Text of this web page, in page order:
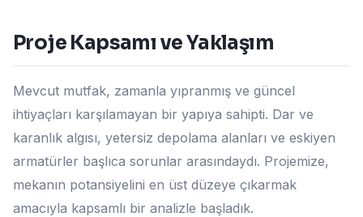
Proje Kapsamı ve Yaklaşım
Mevcut mutfak, zamanla yıpranmış ve güncel
ihtiyaçları karşılamayan bir yapıya sahipti. Dar ve
karanlık algısı, yetersiz depolama alanları ve eskiyen
armatürler başlıca sorunlar arasındaydı. Projemize,
mekanın potansiyelini en üst düzeye çıkarmak
amacıyla kapsamlı bir analizle başladık.